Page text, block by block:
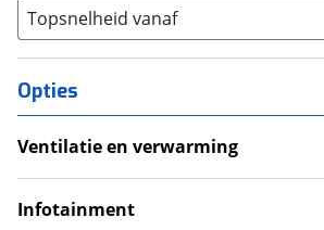
Hyundai (3682)
Infiniti
Iveco (30)
Jaecoo (268)
6 (69
Topsnelheid vanaf
Opties
Ventilatie en verwarming
Climate Control
Infotainment